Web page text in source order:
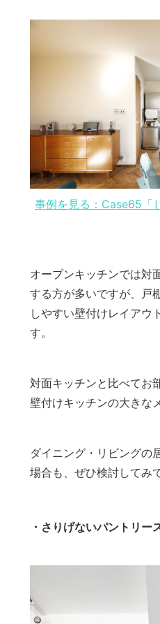
事例を見る：Case65「
オープンキッチンでは対
する方が多いですが、戸
しやすい壁付けレイアウ
す。
対面キッチンと比べてお
壁付けキッチンの大きな
ダイニング・リビングの
場合も、ぜひ検討してみ
・さりげないパントリー